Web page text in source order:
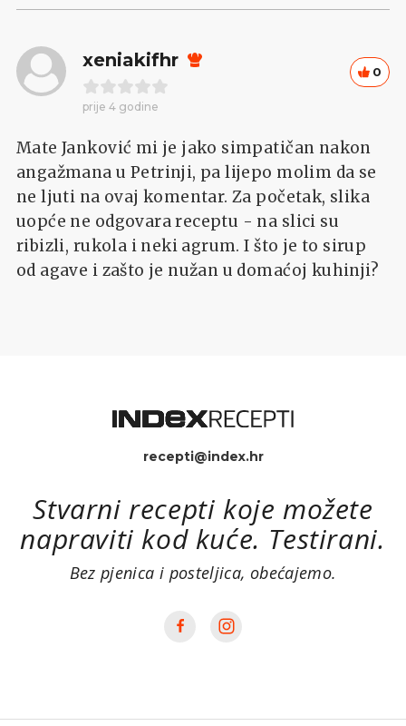
xeniakifhr
prije 4 godine
0
Mate Janković mi je jako simpatičan nakon
angažmana u Petrinji, pa lijepo molim da se
ne ljuti na ovaj komentar. Za početak, slika
uopće ne odgovara receptu - na slici su
ribizli, rukola i neki agrum. I što je to sirup
od agave i zašto je nužan u domaćoj kuhinji?
recepti@index.hr
Stvarni recepti koje možete
napraviti kod kuće. Testirani.
Bez pjenica i posteljica, obećajemo.